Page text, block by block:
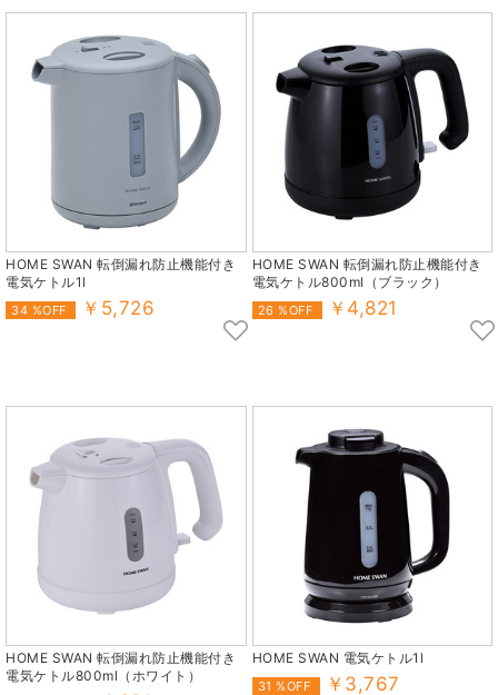
HOME SWAN 転倒漏れ防止機能付き
電気ケトル1l
34 %OFF ￥5,726
HOME SWAN 転倒漏れ防止機能付き
電気ケトル800ml（ブラック）
26 %OFF ￥4,821
HOME SWAN 転倒漏れ防止機能付き
電気ケトル800ml（ホワイト）
HOME SWAN 電気ケトル1l
31 %OFF ￥3,767